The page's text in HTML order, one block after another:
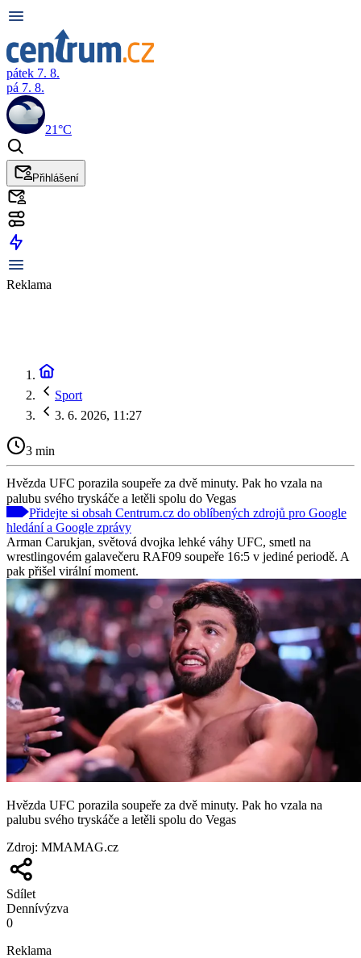
pátek 7. 8.
pá 7. 8.
21°C
Přihlášení
Reklama
Sport
3. 6. 2026, 11:27
3 min
Hvězda UFC porazila soupeře za dvě minuty. Pak ho vzala na
palubu svého tryskáče a letěli spolu do Vegas
Přidejte si obsah Centrum.cz do oblíbených zdrojů pro Google
hledání a Google zprávy
Arman Carukjan, světová dvojka lehké váhy UFC, smetl na
wrestlingovém galavečeru RAF09 soupeře 16:5 v jediné periodě. A
pak přišel virální moment.
Hvězda UFC porazila soupeře za dvě minuty. Pak ho vzala na
palubu svého tryskáče a letěli spolu do Vegas
Zdroj: MMAMAG.cz
Sdílet
Dennívýzva
0
Reklama